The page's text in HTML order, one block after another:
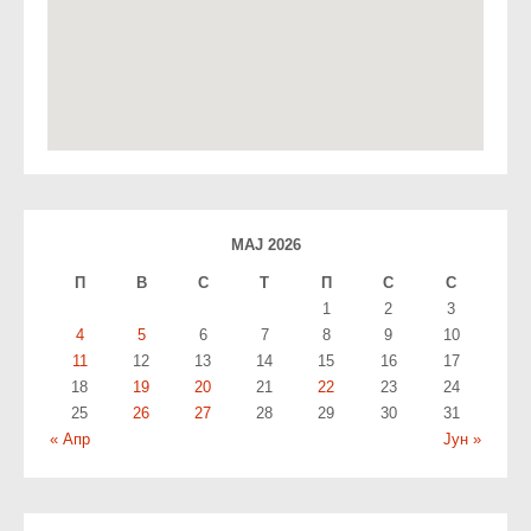
МАЈ 2026
П В С T П С С
« Апр Јун »
1 2
3
4
5 6 7 8 9
10
11
12 13 14 15 16
17
18
19 20 21 22 23
24
25
26 27 28 29 30 31